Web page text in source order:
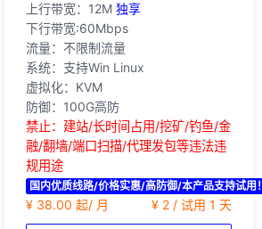
上行带宽：12M 独享
下行带宽:60Mbps
流量：不限制流量
系统：支持Win Linux
虚拟化：KVM
防御：100G高防
禁止：建站/长时间占用/挖矿/钓鱼/金
融/翻墙/端口扫描/代理发包等违法违
规用途
国内优质线路/价格实惠/高防御/本产品支持试用！
¥ 38.00 起/ 月 ¥ 2 / 试用 1 天